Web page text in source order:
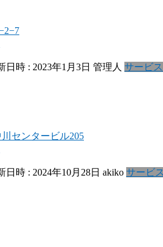
日時 : 2023年1月3日 管理人 サービ
センタービル205
日時 : 2024年10月28日 akiko サービ